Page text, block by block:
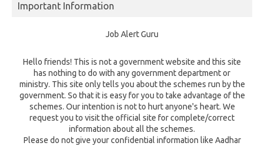
Important Information
Job Alert Guru
Hello friends! This is not a government website and this site
has nothing to do with any government department or
ministry. This site only tells you about the schemes run by the
government. So that it is easy for you to take advantage of the
schemes. Our intention is not to hurt anyone's heart. We
request you to visit the official site for complete/correct
information about all the schemes.
Please do not give your confidential information like Aadhar